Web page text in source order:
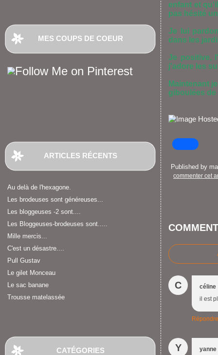
MES COUPS DE COEUR
ARTICLES RÉCENTS
Au delà de l'hexagone.
Les brodeuses sont généreuses...
Les bloggeuses -2 sont....
Les Bloggeuses-brodeuses sont.....
Mille mercis...
C'est un désastre....
Pull Gustav
Le gilet Monceau
Le sac banane
Trousse matelassée
CATÉGORIES
enfant et
pas hésité
Je lui
dans les
Je positive,
j'adore les
Maintenant
giboulées
Published by
commenter cet
C
céline
il est
Répondre
Y
yanne